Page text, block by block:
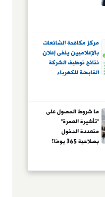
مركز مكافحة الشائعات
بالإعلاميين ينفى إعلان
نتائج توظيف الشركة
القابضة للكهرباء
ما شروط الحصول على
"تأشيرة العمرة"
متعددة الدخول
بصلاحية 365 يومًا؟